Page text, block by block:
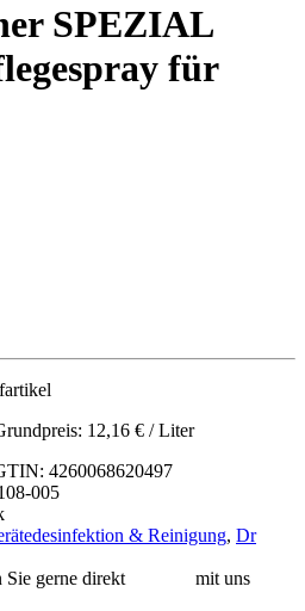
SPEZIAL
für
12,16 € /Liter
4260068620497
005
& Reinigung, Dr
Sie gerne direkt
mit uns